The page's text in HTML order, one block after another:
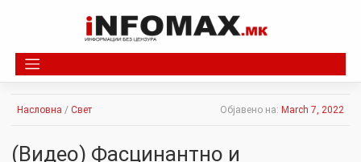
Насловна / Свет Објавено на: March 7, 2022
(Видео) Фасцинантно и